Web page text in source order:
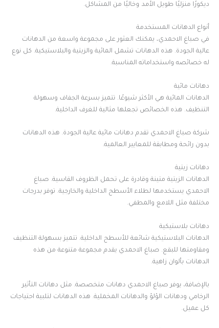
ديكورًا منزليًا طويل الأمد وخاليًا من المشاكل.
أنواع الدهانات المستخدمة
في صباغ الاحمدي، يمكنك العثور على مجموعة واسعة من الدهانات
عالية الجودة. هذه الدهانات تشمل المائية والزيتية والبلاستيكية. كل نوع
له خصائصه واستخداماته المناسبة.
دهانات مائية
الدهانات المائية هي الأكثر شيوعًا. تتميز بسرعة الجفاف وسهولة
التنظيف. هذه الخصائص تجعلها مثالية للغرف الداخلية.
شركة صباغ الاحمدي تقدم دهانات مائية عالية الجودة. هذه الدهانات
بدون رائحة ومطابقة للمعايير العالمية.
دهانات زيتية
الدهانات الزيتية متينة وقادرة على تحمل الظروف القاسية. صباغ
الاحمدي يستخدمها لطلاء الأسطح الداخلية والخارجية. توفر بدرجات
مختلفة مثل اللامع والمطفي.
دهانات بلاستيكية
الدهانات البلاستيكية شائعة للأسطح الداخلية. تتميز بسهولة التنظيف
ومقاومتها للبقع. صباغ الاحمدي يقدم مجموعة متنوعة من هذه
الدهانات بألوان زاهية.
بالإضافة، يوفر صباغ الاحمدي دهانات متخصصة. مثل دهانات التأثير
الرخامي ودهانات الؤلؤ والدهانات المخملية. هذه الدهانات لتلبية احتياجات
كل عميل.